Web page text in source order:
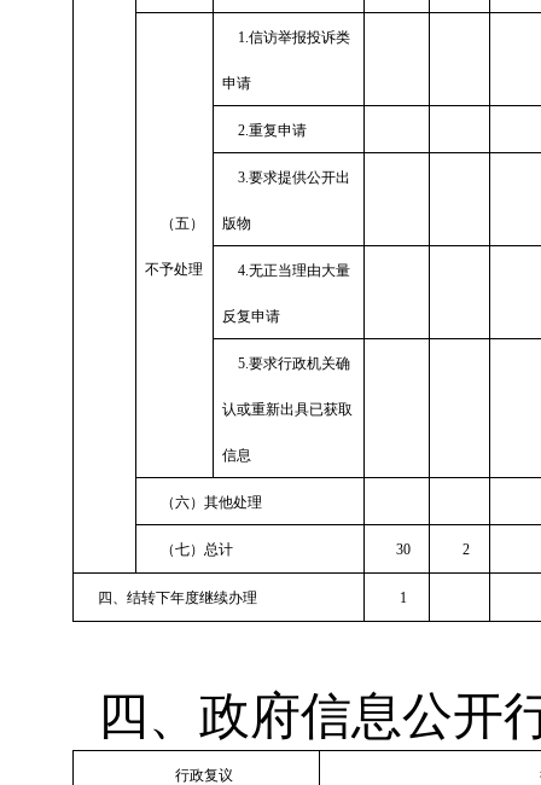
（五）
不予处理
1.信访举报投诉类
申请
2.重复申请
3.要求提供公开出
版物
4.无正当理由大量
反复申请
5.要求行政机关确
认或重新出具已获取
信息
（六）其他处理
（七）总计 30 2
四、结转下年度继续办理 1
四、政府信息公开
行政复议